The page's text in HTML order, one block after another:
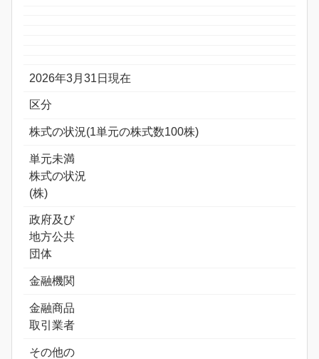
2026年3月31日現在
区分
株式の状況(1単元の株式数100株)
単元未満
株式の状況
(株)
政府及び
地方公共
団体
金融機関
金融商品
取引業者
その他の